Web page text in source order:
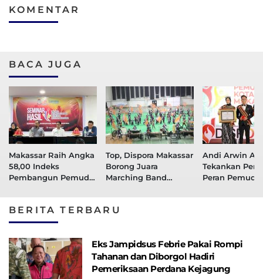
KOMENTAR
BACA JUGA
Makassar Raih Angka
58,00 Indeks
Pembangun Pemuda,
Top, Dispora Makassar
Borong Juara
Marching Band
Andi Arwin
Tekankan
Peran Pemuda
BERITA TERBARU
Eks Jampidsus Febrie Pakai Rompi
Tahanan dan Diborgol Hadiri
Pemeriksaan Perdana Kejagung